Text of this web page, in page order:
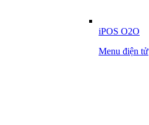
iPOS O2O
Menu điện tử